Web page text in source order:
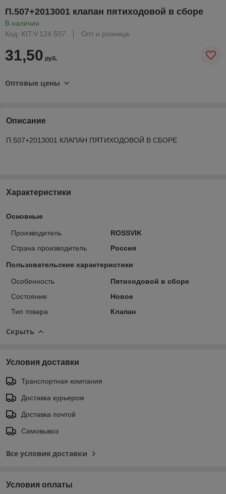
П.507+2013001 клапан пятиходовой в сборе
В наличии
Код: KIT.V.124.507
Опт и розница
31,50 руб.
Оптовые цены
Описание
П.507+2013001 КЛАПАН ПЯТИХОДОВОЙ В СБОРЕ
Характеристики
Основные
Производитель
ROSSVIK
Страна производитель
Россия
Пользовательские характеристики
Особенность
Пятиходовой в сборе
Состояние
Новое
Тип товара
Клапан
Скрыть
Условия доставки
Транспортная компания
Доставка курьером
Доставка почтой
Самовывоз
Все условия доставки
Условия оплаты